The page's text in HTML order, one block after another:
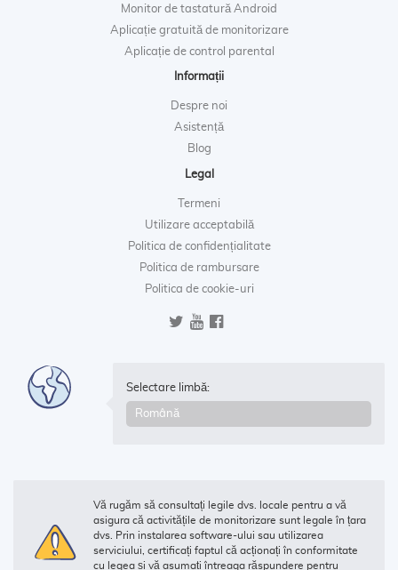
Monitor de tastatură Android
Aplicație gratuită de monitorizare
Aplicație de control parental
Informații
Despre noi
Asistență
Blog
Legal
Termeni
Utilizare acceptabilă
Politica de confidențialitate
Politica de rambursare
Politica de cookie-uri
Selectare limbă:
Vă rugăm să consultați legile dvs. locale pentru a vă
asigura că activitățile de monitorizare sunt legale în țara
dvs. Prin instalarea software-ului sau utilizarea
serviciului, certificați faptul că acționați în conformitate
cu legea și vă asumați întreaga răspundere pentru